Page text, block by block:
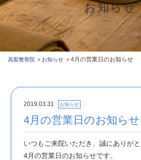
お知らせ
高梨整骨院 お知らせ 4月の営業日のお知らせ
2019.03.31 お知らせ
4月の営業日のお知らせ
いつもご来院いただき、誠にありがと
4月の営業日のお知らせです。